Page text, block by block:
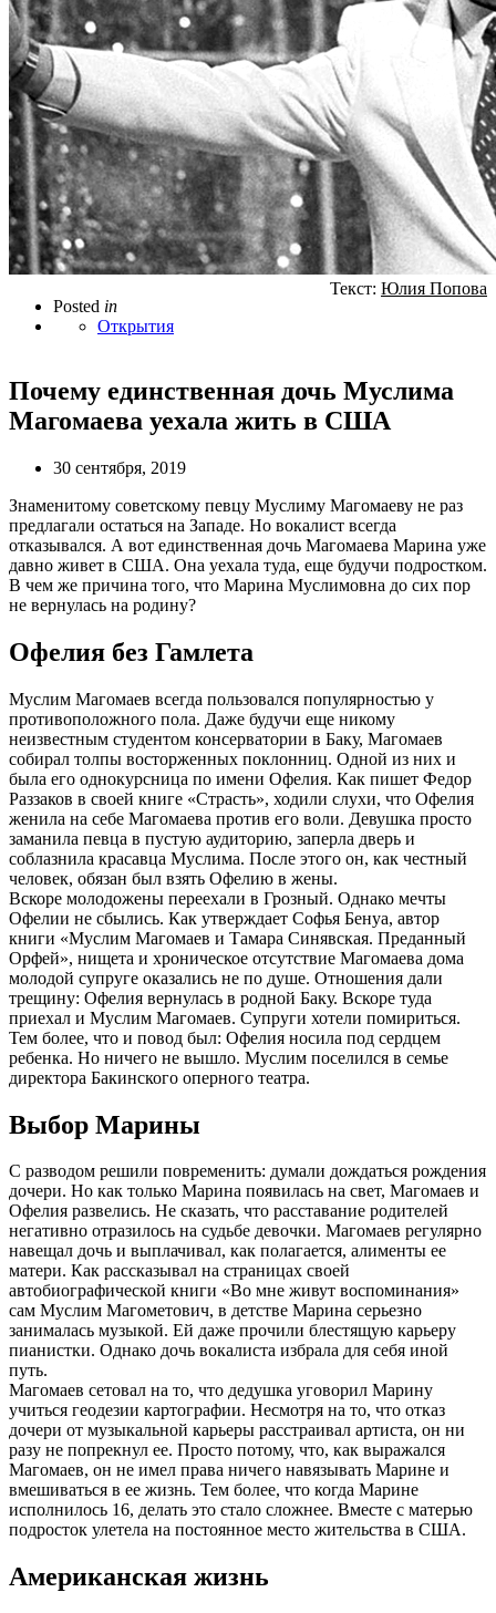
Posted in
Открытия
Текст: Юлия Попова
Почему единственная дочь Муслима
Магомаева уехала жить в США
30 сентября, 2019
Знаменитому советскому певцу Муслиму Магомаеву не раз
предлагали остаться на Западе. Но вокалист всегда
отказывался. А вот единственная дочь Магомаева Марина уже
давно живет в США. Она уехала туда, еще будучи подростком.
В чем же причина того, что Марина Муслимовна до сих пор
не вернулась на родину?
Офелия без Гамлета
Муслим Магомаев всегда пользовался популярностью у
противоположного пола. Даже будучи еще никому
неизвестным студентом консерватории в Баку, Магомаев
собирал толпы восторженных поклонниц. Одной из них и
была его однокурсница по имени Офелия. Как пишет Федор
Раззаков в своей книге «Страсть», ходили слухи, что Офелия
женила на себе Магомаева против его воли. Девушка просто
заманила певца в пустую аудиторию, заперла дверь и
соблазнила красавца Муслима. После этого он, как честный
человек, обязан был взять Офелию в жены.
Вскоре молодожены переехали в Грозный. Однако мечты
Офелии не сбылись. Как утверждает Софья Бенуа, автор
книги «Муслим Магомаев и Тамара Синявская. Преданный
Орфей», нищета и хроническое отсутствие Магомаева дома
молодой супруге оказались не по душе. Отношения дали
трещину: Офелия вернулась в родной Баку. Вскоре туда
приехал и Муслим Магомаев. Супруги хотели помириться.
Тем более, что и повод был: Офелия носила под сердцем
ребенка. Но ничего не вышло. Муслим поселился в семье
директора Бакинского оперного театра.
Выбор Марины
С разводом решили повременить: думали дождаться рождения
дочери. Но как только Марина появилась на свет, Магомаев и
Офелия развелись. Не сказать, что расставание родителей
негативно отразилось на судьбе девочки. Магомаев регулярно
навещал дочь и выплачивал, как полагается, алименты ее
матери. Как рассказывал на страницах своей
автобиографической книги «Во мне живут воспоминания»
сам Муслим Магометович, в детстве Марина серьезно
занималась музыкой. Ей даже прочили блестящую карьеру
пианистки. Однако дочь вокалиста избрала для себя иной
путь.
Магомаев сетовал на то, что дедушка уговорил Марину
учиться геодезии картографии. Несмотря на то, что отказ
дочери от музыкальной карьеры расстраивал артиста, он ни
разу не попрекнул ее. Просто потому, что, как выражался
Магомаев, он не имел права ничего навязывать Марине и
вмешиваться в ее жизнь. Тем более, что когда Марине
исполнилось 16, делать это стало сложнее. Вместе с матерью
подросток улетела на постоянное место жительства в США.
Американская жизнь